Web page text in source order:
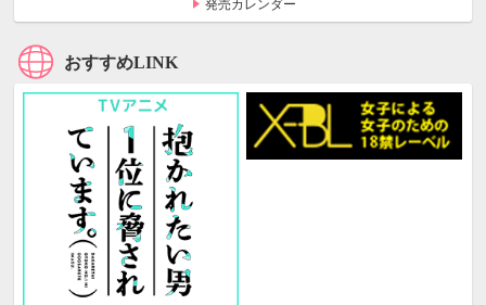
発売カレンダー
おすすめLINK